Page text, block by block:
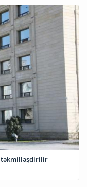
Vergi ödəyiciləri üçün elektron xidmətlər təkmilləşdirilir